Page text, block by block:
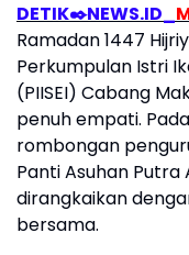
DETIK✒️NEWS.ID_
Ramadan 1447
Perkumpulan Istri
(PIISEI) Cabang
penuh empati.
rombongan
Panti Asuhan
dirangkaikan
bersama.